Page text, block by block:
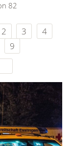
82
2 3
4
9